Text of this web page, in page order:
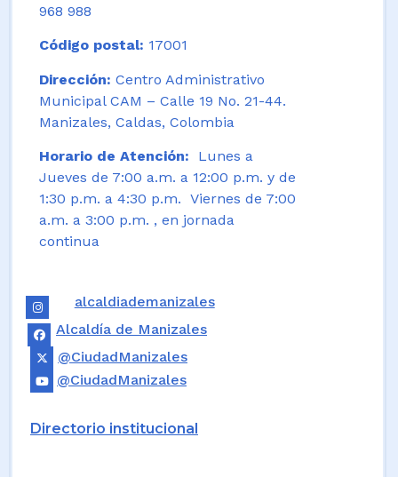
968 988
Código postal: 17001
Dirección: Centro Administrativo
Municipal CAM – Calle 19 No. 21-44.
Manizales, Caldas, Colombia
Horario de Atención: Lunes a
Jueves de 7:00 a.m. a 12:00 p.m. y de
1:30 p.m. a 4:30 p.m. Viernes de 7:00
a.m. a 3:00 p.m. , en jornada
continua
alcaldiademanizales
Alcaldía de Manizales
@CiudadManizales
@CiudadManizales
Directorio institucional